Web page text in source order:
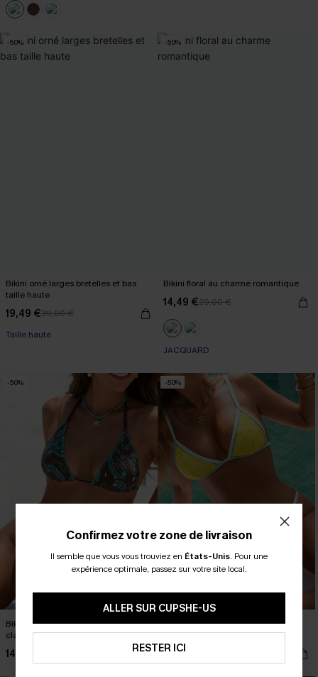
-50%
Bikini orné larges bretelles et bas
taille haute
19,49 €39,00 €
Taille haute
-50%
Bikini floral au charme romantique
14,49 €29,00 €
JACQUARD
-50%
Bikini cachemire licou couvrance
classique
14,49 €
-50%
Bikini géométrique bretelles
ajustables
14,49 €
Confirmez votre zone de livraison
Il semble que vous vous trouviez en États-Unis. Pour une
expérience optimale, passez sur votre site local.
ALLER SUR CUPSHE-US
RESTER ICI